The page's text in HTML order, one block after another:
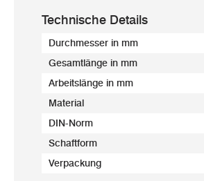
Technische Details
Durchmesser in mm
Gesamtlänge in mm
Arbeitslänge in mm
Material
DIN-Norm
Schaftform
Verpackung